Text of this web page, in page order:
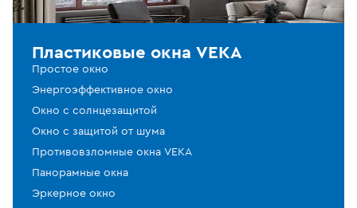
Пластиковые окна VEKA
Простое окно
Энергоэффективное окно
Окно с солнцезащитой
Окно с защитой от шума
Противовзломные окна VEKA
Панорамные окна
Эркерное окно